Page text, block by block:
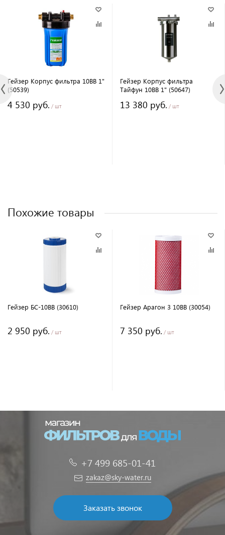
Гейзер Корпус фильтра 10BB 1"
(50539)
4 530 руб. / шт
Гейзер Корпус фильтра
Тайфун 10BB 1" (50647)
13 380 руб. / шт
Похожие товары
Гейзер БС-10BB (30610)
2 950 руб. / шт
Гейзер Арагон 3 10BB (30054)
7 350 руб. / шт
+7 499 685-01-41
zakaz@sky-water.ru
Заказать звонок